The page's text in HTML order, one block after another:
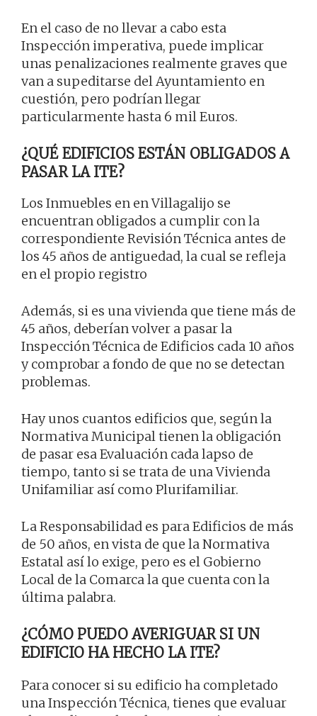
En el caso de no llevar a cabo esta
Inspección imperativa, puede implicar
unas penalizaciones realmente graves que
van a supeditarse del Ayuntamiento en
cuestión, pero podrían llegar
particularmente hasta 6 mil Euros.
¿QUÉ EDIFICIOS ESTÁN OBLIGADOS A
PASAR LA ITE?
Los Inmuebles en en Villagalijo se
encuentran obligados a cumplir con la
correspondiente Revisión Técnica antes de
los 45 años de antiguedad, la cual se refleja
en el propio registro
Además, si es una vivienda que tiene más de
45 años, deberían volver a pasar la
Inspección Técnica de Edificios cada 10 años
y comprobar a fondo de que no se detectan
problemas.
Hay unos cuantos edificios que, según la
Normativa Municipal tienen la obligación
de pasar esa Evaluación cada lapso de
tiempo, tanto si se trata de una Vivienda
Unifamiliar así como Plurifamiliar.
La Responsabilidad es para Edificios de más
de 50 años, en vista de que la Normativa
Estatal así lo exige, pero es el Gobierno
Local de la Comarca la que cuenta con la
última palabra.
¿CÓMO PUEDO AVERIGUAR SI UN
EDIFICIO HA HECHO LA ITE?
Para conocer si su edificio ha completado
una Inspección Técnica, tienes que evaluar